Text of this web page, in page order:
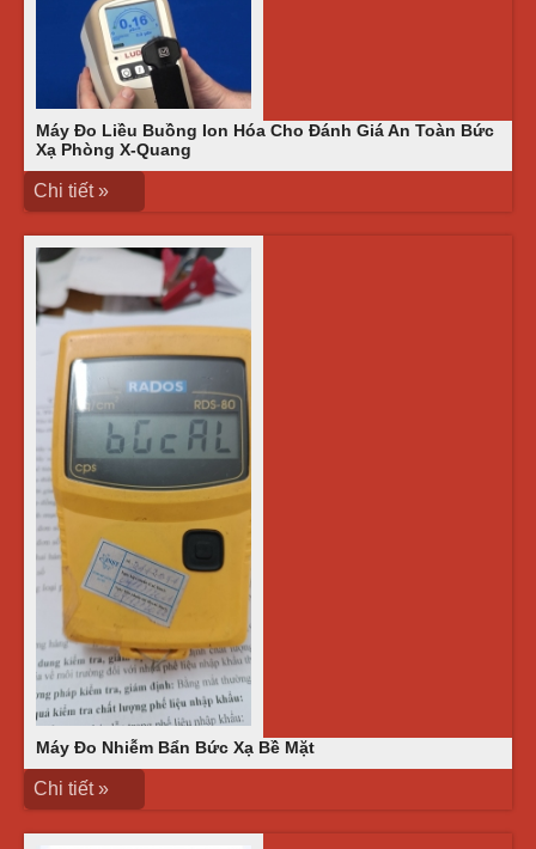
Máy Đo Liều Buồng Ion Hóa Cho Đánh Giá An Toàn Bức
Xạ Phòng X-Quang
Chi tiết »
Máy Đo Nhiễm Bẩn Bức Xạ Bề Mặt
Chi tiết »